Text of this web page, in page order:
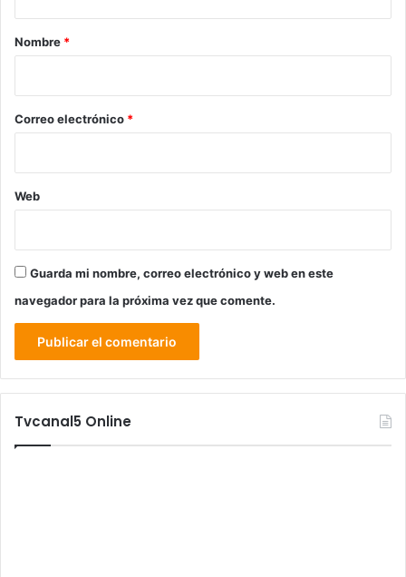
r
*
Nombre *
Correo electrónico *
Web
Guarda mi nombre, correo electrónico y web en este
navegador para la próxima vez que comente.
Tvcanal5 Online